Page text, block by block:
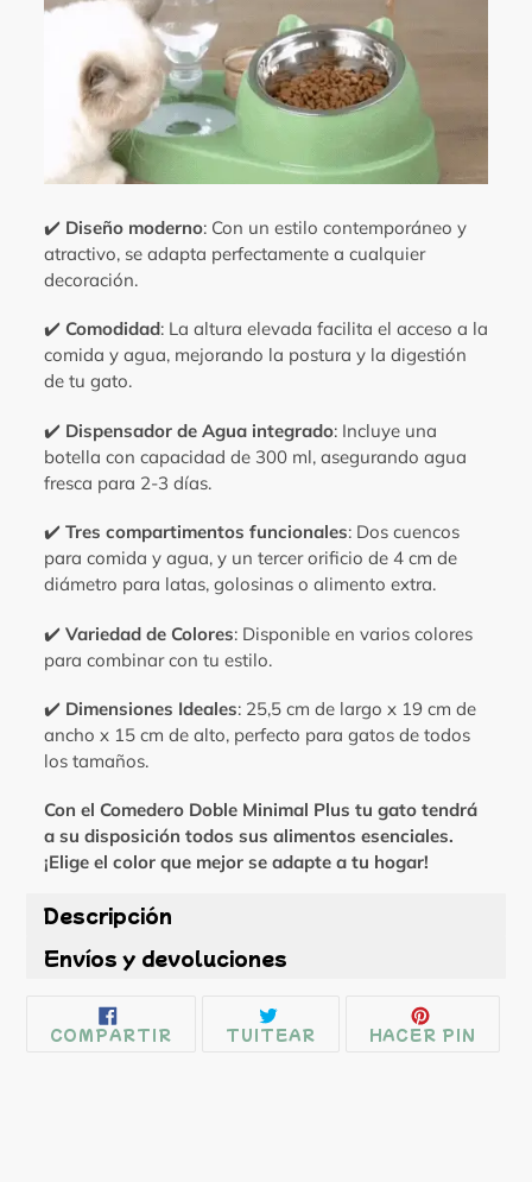
✔️ Diseño moderno: Con un estilo contemporáneo y
atractivo, se adapta perfectamente a cualquier
decoración.
✔️ Comodidad: La altura elevada facilita el acceso a la
comida y agua, mejorando la postura y la digestión
de tu gato.
✔️ Dispensador de Agua integrado: Incluye una
botella con capacidad de 300 ml, asegurando agua
fresca para 2-3 días.
✔️ Tres compartimentos funcionales: Dos cuencos
para comida y agua, y un tercer orificio de 4 cm de
diámetro para latas, golosinas o alimento extra.
✔️ Variedad de Colores: Disponible en varios colores
para combinar con tu estilo.
✔️ Dimensiones Ideales: 25,5 cm de largo x 19 cm de
ancho x 15 cm de alto, perfecto para gatos de todos
los tamaños.
Con el Comedero Doble Minimal Plus tu gato tendrá
a su disposición todos sus alimentos esenciales.
¡Elige el color que mejor se adapte a tu hogar!
Descripción
Envíos y devoluciones
COMPARTIR COMPARTIR
TUITEAR TUITEAR
EN
HACER PIN